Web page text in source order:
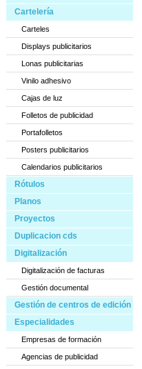
Cartelería
Carteles
Displays publicitarios
Lonas publicitarias
Vinilo adhesivo
Cajas de luz
Folletos de publicidad
Portafolletos
Posters publicitarios
Calendarios publicitarios
Rótulos
Planos
Proyectos
Duplicacion cds
Digitalización
Digitalización de facturas
Gestión documental
Gestión de centros de edición
Especialidades
Empresas de formación
Agencias de publicidad